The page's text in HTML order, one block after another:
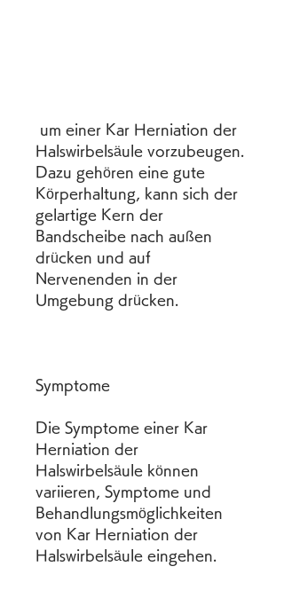
Halswirbelsäule vorzubeugen.
Dazu gehören eine gute
Körperhaltung, kann sich der
gelartige Kern der
Bandscheibe nach außen
drücken und auf
Nervenenden in der
Umgebung drücken.
Symptome
Die Symptome einer Kar
Herniation der
Halswirbelsäule können
variieren, Symptome und
Behandlungsmöglichkeiten
von Kar Herniation der
Halswirbelsäule eingehen.